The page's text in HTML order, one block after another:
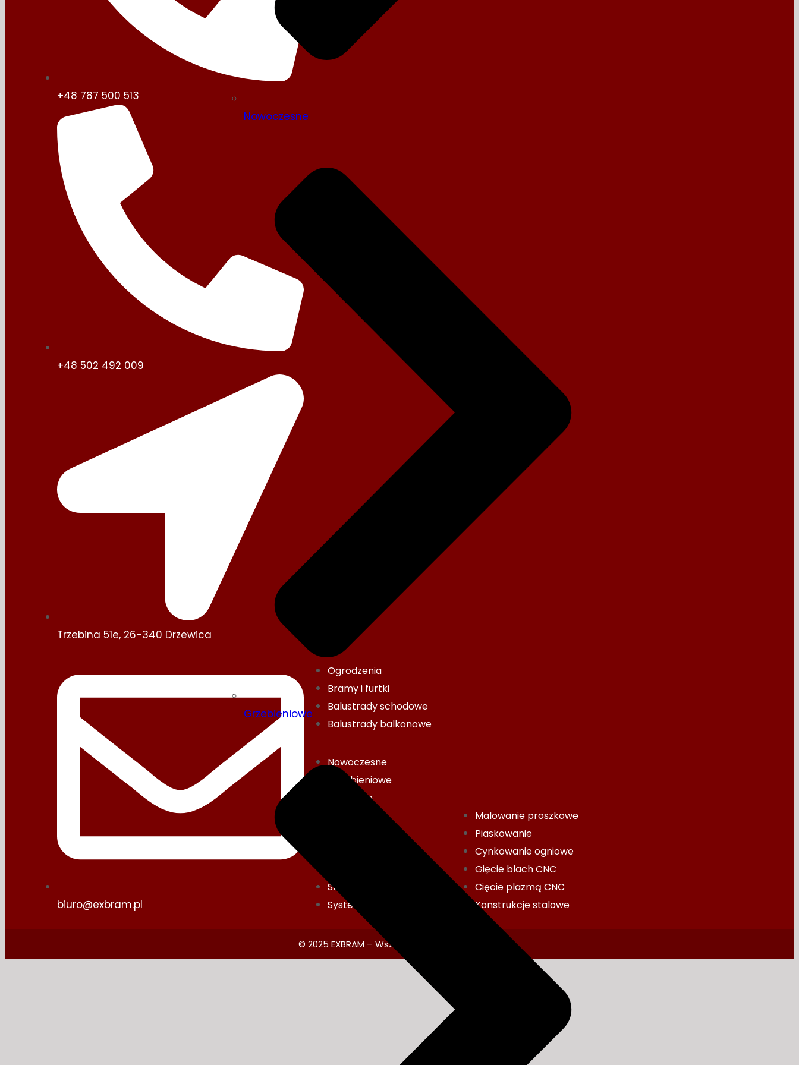
Nowoczesne
Grzebieniowe
+48 787 500 513
+48 502 492 009
Trzebina 51e, 26-340 Drzewica
biuro@exbram.pl
Nowoczesne
Grzebieniowe
Żaluzjowe
Szklane
Systemowe
Ogrodzenia
Bramy i furtki
Balustrady schodowe
Balustrady balkonowe
Malowanie proszkowe
Piaskowanie
Cynkowanie ogniowe
Gięcie blach CNC
Cięcie plazmą CNC
Konstrukcje stalowe
© 2025 EXBRAM – Wszelkie prawa zastrzeżone